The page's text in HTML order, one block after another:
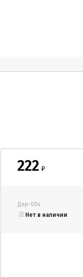
222 ₽
Дер-004
Нет в наличии